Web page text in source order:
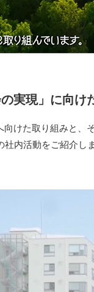
実現」に向け
向けた取り組みと、
社内活動をご紹介し